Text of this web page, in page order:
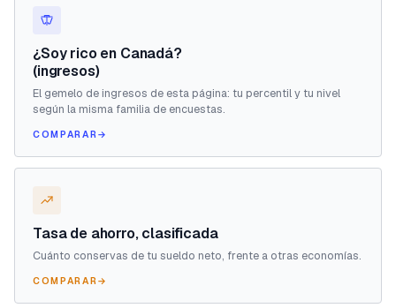
¿Soy rico en Canadá?
(ingresos)
El gemelo de ingresos de esta página: tu percentil y tu nivel
según la misma familia de encuestas.
COMPARAR→
Tasa de ahorro, clasificada
Cuánto conservas de tu sueldo neto, frente a otras economías.
COMPARAR→